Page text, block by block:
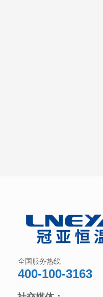
全国服务热线
400-100-3163